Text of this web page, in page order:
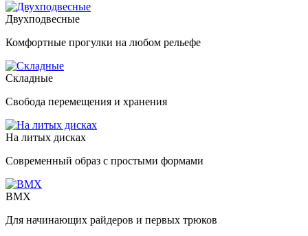
Двухподвесные
Комфортные прогулки на любом рельефе
Складные
Свобода перемещения и хранения
На литых дисках
Современный образ с простыми формами
BMX
Для начинающих райдеров и первых трюков